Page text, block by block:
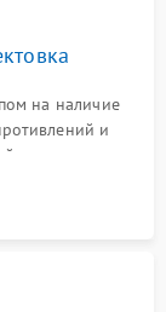
на наличие
и
питания,